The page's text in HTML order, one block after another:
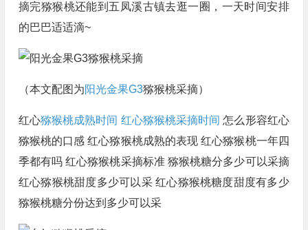
摘完猕猴桃还能到五凤溪古镇去逛一圈，一天时间安排
的巴巴适适滴~
（本文配图为阳光金果G3猕猴桃采摘）
红心猕猴桃成熟时间 红心猕猴桃采摘时间 怎么形容红心
猕猴桃的口感 红心猕猴桃成熟的表现 红心猕猴桃一年四
季都有吗 红心猕猴桃采摘标准 猕猴桃糖分多少可以采摘
红心猕猴桃甜度多少可以采 红心猕猴桃糖度甜度有多少
猕猴桃糖分份达到多少可以采